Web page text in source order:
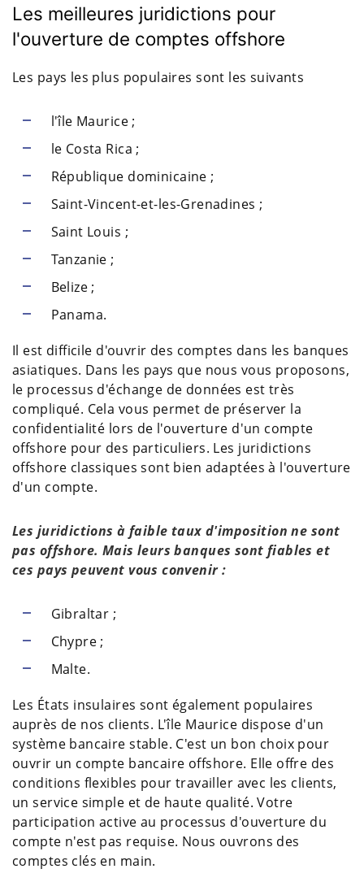
Les meilleures juridictions pour
l'ouverture de comptes offshore
Les pays les plus populaires sont les suivants
l'île Maurice ;
le Costa Rica ;
République dominicaine ;
Saint-Vincent-et-les-Grenadines ;
Saint Louis ;
Tanzanie ;
Belize ;
Panama.
Il est difficile d'ouvrir des comptes dans les banques
asiatiques. Dans les pays que nous vous proposons,
le processus d'échange de données est très
compliqué. Cela vous permet de préserver la
confidentialité lors de l'ouverture d'un compte
offshore pour des particuliers. Les juridictions
offshore classiques sont bien adaptées à l'ouverture
d'un compte.
Les juridictions à faible taux d'imposition ne sont
pas offshore. Mais leurs banques sont fiables et
ces pays peuvent vous convenir :
Gibraltar ;
Chypre ;
Malte.
Les États insulaires sont également populaires
auprès de nos clients. L'île Maurice dispose d'un
système bancaire stable. C'est un bon choix pour
ouvrir un compte bancaire offshore. Elle offre des
conditions flexibles pour travailler avec les clients,
un service simple et de haute qualité. Votre
participation active au processus d'ouverture du
compte n'est pas requise. Nous ouvrons des
comptes clés en main.